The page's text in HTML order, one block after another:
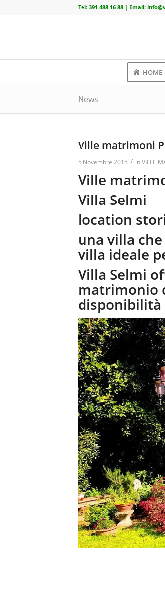
Tel: 391 488 16 88 | Email:
HOME
News
Ville matrimoni
5 Novembre 2015 / inVILLE
Ville
Villa Selmi
location
una villa
villa ideale
Villa Selmi
matrimonio
disponibilità